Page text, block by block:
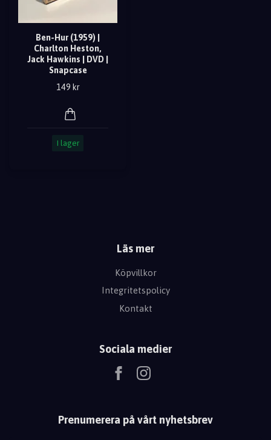
Ben-Hur (1959) |
Charlton Heston,
Jack Hawkins | DVD |
Snapcase
149 kr
I lager
Läs mer
Köpvillkor
Integritetspolicy
Kontakt
Sociala medier
Prenumerera på vårt nyhetsbrev